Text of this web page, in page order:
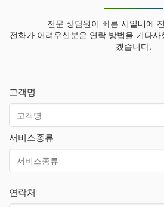
전문 상담원이 빠른 시일내에
전화가 어려우신분은 연락 방법을 기타
겠습니다.
고객명
서비스종류
연락처